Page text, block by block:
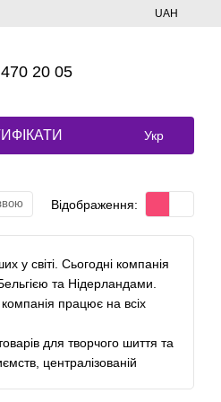
UAH
20 05
Укр
Відображення:
у світі. Сьогодні компанія
та Нідерландами.
працює на всіх
для творчого шиття та
централізованій